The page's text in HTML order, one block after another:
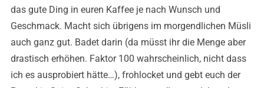
das gute Ding in euren Kaffee je nach Wunsch und
Geschmack. Macht sich übrigens im morgendlichen Müsli
auch ganz gut. Badet darin (da müsst ihr die Menge aber
drastisch erhöhen. Faktor 100 wahrscheinlich, nicht dass
ich es ausprobiert hätte…), frohlocket und gebt euch der